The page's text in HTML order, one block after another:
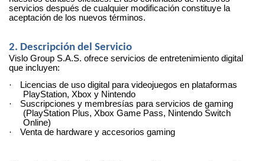
servicios después de cualquier modificación constituye la
aceptación de los nuevos términos.
2. Descripción del Servicio
Vislo Group S.A.S. ofrece servicios de entretenimiento digital
que incluyen:
·
Licencias de uso digital para videojuegos en plataformas
PlayStation, Xbox y Nintendo
·
Suscripciones y membresías para servicios de gaming
(PlayStation Plus, Xbox Game Pass, Nintendo Switch
Online)
·
Venta de hardware y accesorios gaming